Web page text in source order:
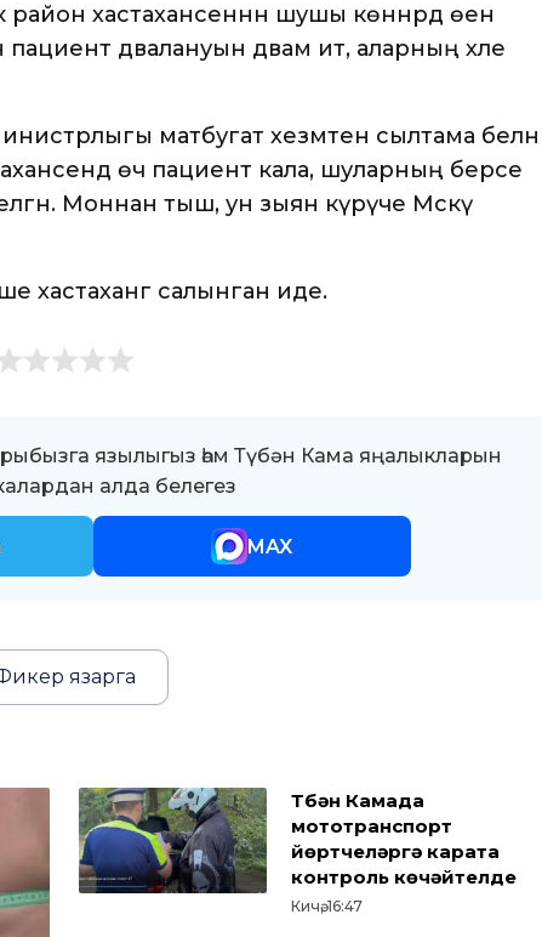
хастаханәсеннән шушы көннәрдә өенә
дәвалануын дәвам итә, аларның хәле
матбугат хезмәтенә сылтама белән
өч пациент кала, шуларның берсе
Моннан тыш, ун зыян күрүче Мәскәү
хастаханәгә салынган иде.
язылыгыз һәм Түбән Кама яңалыкларын
алда белегез
MAX
язарга
Түбән Камада
мототранспорт
йөртүчеләргә карата
контроль көчәйтелде
Кичә, 16:47